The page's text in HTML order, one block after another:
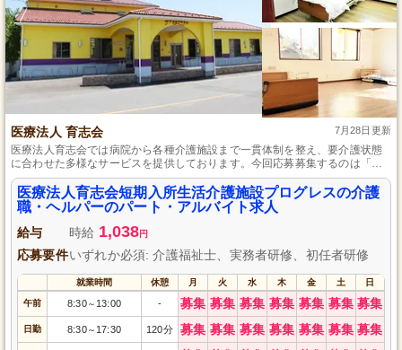
医療法人 育志会 7月28日更新
医療法人育志会では病院から各種介護施設まで一貫体制を整え、要介護状態
に合わせた多様なサービスを提供しております。今回応募募集するのは「医
療法人育志会短期入所生活介護施設プログレス」の介護職・ヘルパーで、経
験は問わず、ご利用者さまの不安を取り除くあたたかいケアができる方を求
めております。
医療法人育志会短期入所生活介護施設プログレスの介護
職・ヘルパーのパート・アルバイト求人
給与 時給 1,038円
応募要件いずれか必須: 介護福祉士、実務者研修、初任者研修
就業時間 休憩 月 火 水 木 金 土 日
午前 8:30～ 13:00 - 募集 募集 募集 募集 募集 募集 募集
日勤 8:30～ 17:30 120分 募集 募集 募集 募集 募集 募集 募集